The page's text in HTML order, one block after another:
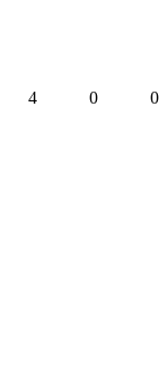
4 0 0